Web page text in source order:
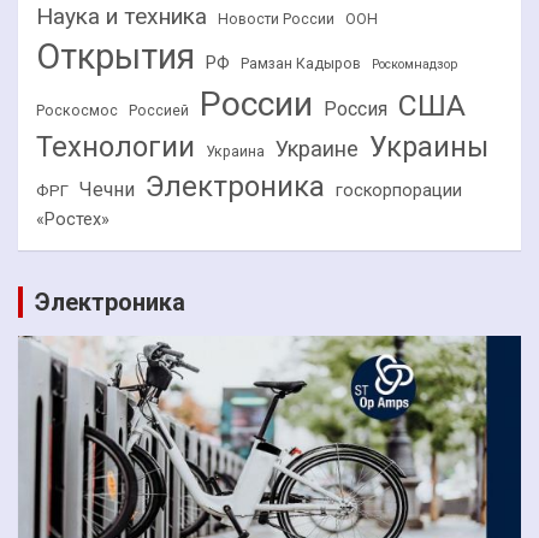
Наука и техника Новости России ООН
Открытия РФ Рамзан Кадыров Роскомнадзор
Роскосмос Россией России Россия США
Технологии Украина Украине Украины
ФРГ Чечни Электроника госкорпорации
«Ростех»
Электроника